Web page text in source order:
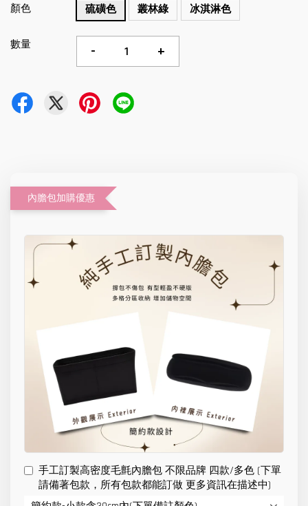
顏色 硫磺色 叢林綠 冰淇淋色
數量 - +
內膽包加購優惠
手工訂製高密度毛氈內膽包 不限品牌 四款/多色 (下單
請備著包款，所有包款都能訂做 更多資訊在描述中)